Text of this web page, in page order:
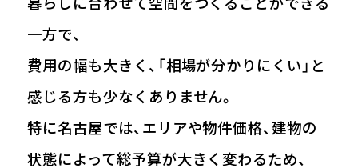
一方で、
費用の幅も大きく、「相場が分かりにくい」と
感じる方も少なくありません。
特に名古屋では、エリアや物件価格、建物の
状態によって総予算が大きく変わるため、